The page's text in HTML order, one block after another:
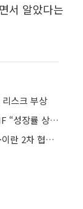
서 알았다는
스크 부상
중동전쟁 속, 러시아ㆍ브라질만 웃었다…IMF “성장률 상향 조정”
원·달러 하락 일주일만 1470원선 안착 ‘미국·이란 2차 협상 기대’